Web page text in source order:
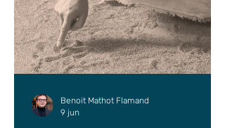
Benoit Mathot Flamand
9 jun